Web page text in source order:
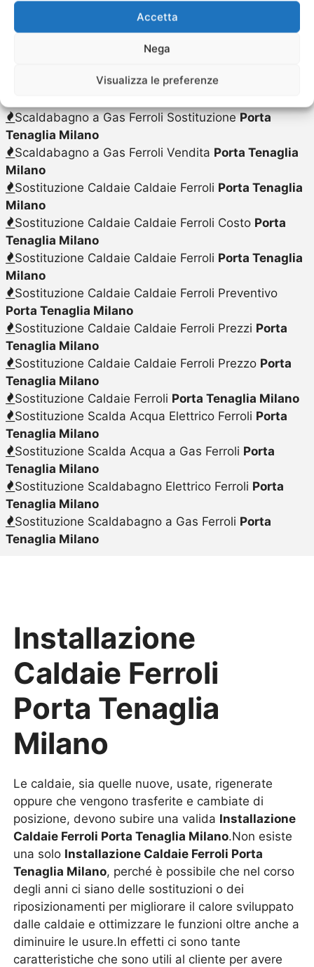
Accetta
Nega
Visualizza le preferenze
Riparazione Caldaie Ferroli PreventivoPorta
Tenaglia Milano
Scaldabagno a Gas Ferroli SostituzionePorta
Tenaglia Milano
Scaldabagno a Gas Ferroli Vendita Porta Tenaglia
Milano
Sostituzione Caldaie Caldaie Ferroli Porta Tenaglia
Milano
Sostituzione Caldaie Caldaie Ferroli Costo Porta
Tenaglia Milano
Sostituzione Caldaie Caldaie Ferroli Porta Tenaglia
Milano
Sostituzione Caldaie Caldaie Ferroli Preventivo
Porta Tenaglia Milano
Sostituzione Caldaie Caldaie Ferroli Prezzi Porta
Tenaglia Milano
Sostituzione Caldaie Caldaie Ferroli Prezzo Porta
Tenaglia Milano
Sostituzione Caldaie Ferroli Porta Tenaglia Milano
Sostituzione Scalda Acqua Elettrico Ferroli Porta
Tenaglia Milano
Sostituzione Scalda Acqua a Gas Ferroli Porta
Tenaglia Milano
Sostituzione Scaldabagno Elettrico Ferroli Porta
Tenaglia Milano
Sostituzione Scaldabagno a Gas Ferroli Porta
Tenaglia Milano
Installazione
Caldaie Ferroli
Porta Tenaglia
Milano
Le caldaie, sia quelle nuove, usate, rigenerate
oppure che vengono trasferite e cambiate di
posizione, devono subire una valida Installazione
Caldaie Ferroli Porta Tenaglia Milano.Non esiste
una solo Installazione Caldaie Ferroli Porta
Tenaglia Milano, perché è possibile che nel corso
degli anni ci siano delle sostituzioni o dei
riposizionamenti per migliorare il calore sviluppato
dalle caldaie e ottimizzare le funzioni oltre anche a
diminuire le usure.In effetti ci sono tante
caratteristiche che sono utili al cliente per avere